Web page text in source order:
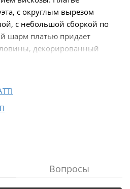
с округлым вырезом
с небольшой сборкой по
шарм платью придает
декорированный
Вопросы